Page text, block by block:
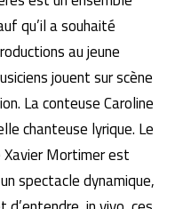
qu’il a souhaité
au jeune
jouent sur scène
La conteuse Caroline
chanteuse lyrique. Le
Mortimer est
spectacle dynamique,